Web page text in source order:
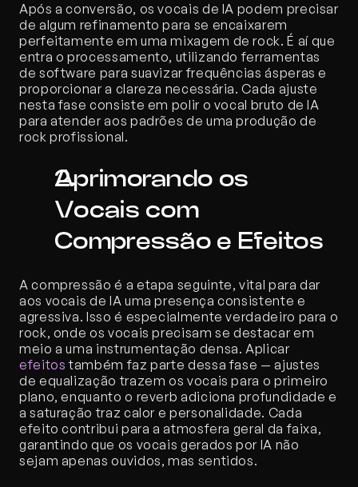
Após a conversão, os vocais de IA podem precisar
de algum refinamento para se encaixarem
perfeitamente em uma mixagem de rock. É aí que
entra o processamento, utilizando ferramentas
de software para suavizar frequências ásperas e
proporcionar a clareza necessária. Cada ajuste
nesta fase consiste em polir o vocal bruto de IA
para atender aos padrões de uma produção de
rock profissional.
Aprimorando os
Vocais com
Compressão e Efeitos
A compressão é a etapa seguinte, vital para dar
aos vocais de IA uma presença consistente e
agressiva. Isso é especialmente verdadeiro para o
rock, onde os vocais precisam se destacar em
efeitos também faz parte dessa fase — ajustes
de equalização trazem os vocais para o primeiro
plano, enquanto o reverb adiciona profundidade e
a saturação traz calor e personalidade. Cada
efeito contribui para a atmosfera geral da faixa,
garantindo que os vocais gerados por IA não
sejam apenas ouvidos, mas sentidos.